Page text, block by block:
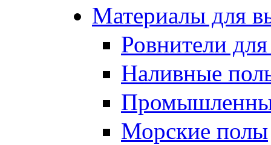
Материалы для
Ровнители
Наливные
Морские полы